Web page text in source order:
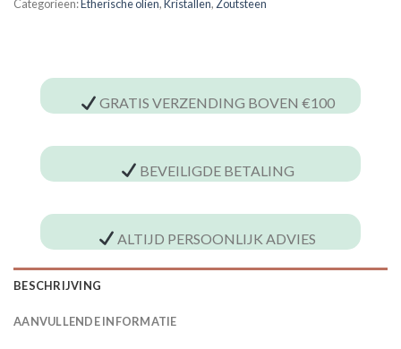
Categorieën:Etherische oliën,Kristallen, Zoutsteen
GRATIS VERZENDING BOVEN €100
BEVEILIGDE BETALING
ALTIJD PERSOONLIJK ADVIES
BESCHRIJVING
AANVULLENDE INFORMATIE